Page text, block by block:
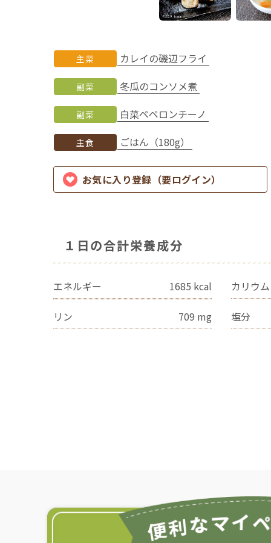
主菜 カレイの磯辺フライ
副菜 冬瓜のコンソメ煮
副菜 白菜ペペロンチーノ
主食 ごはん（180g）
お気に入り登録（要ログイン）
１日の合計栄養成分
エネルギー 1685 kcal カリウム
リン 709 mg 塩分